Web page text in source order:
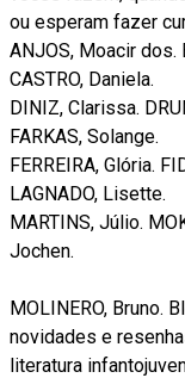
ou esperam fazer
ANJOS, Moacir dos.
CASTRO, Daniela.
DINIZ, Clarissa.
FARKAS, Solange.
FERREIRA, Glória.
LAGNADO, Lisette.
MARTINS, Júlio.
Jochen.
MOLINERO, Bruno.
novidades e
literatura